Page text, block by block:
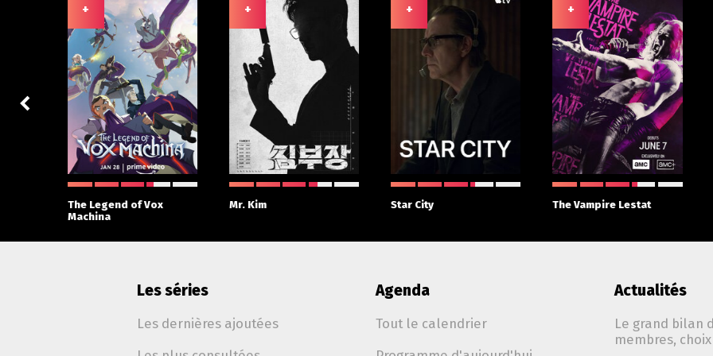
+
The Legend of Vox
Machina
+
Mr. Kim
+
Star City
+
The Vampire Lestat
Les séries
Les dernières ajoutées
Agenda
Tout le calendrier
Actualités
Le grand bilan
membres,